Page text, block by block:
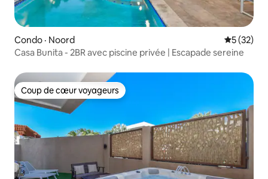
Condo · Noord Note
5 (32)
Casa Bunita - 2BR avec piscine privée | Escapade sereine
Coup de cœur voyageurs
Coup de cœur voyageurs